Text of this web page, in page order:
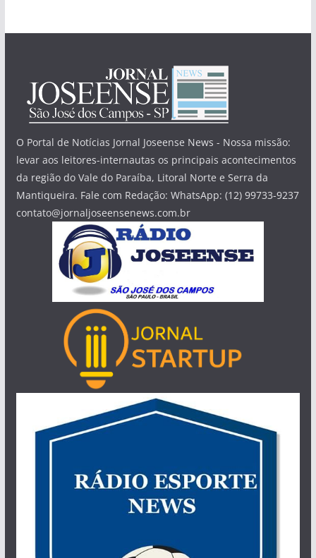
O Portal de Notícias Jornal Joseense News - Nossa missão:
levar aos leitores-internautas os principais acontecimentos
da região do Vale do Paraíba, Litoral Norte e Serra da
Mantiqueira. Fale com Redação: WhatsApp: (12) 99733-9237
contato@jornaljoseensenews.com.br